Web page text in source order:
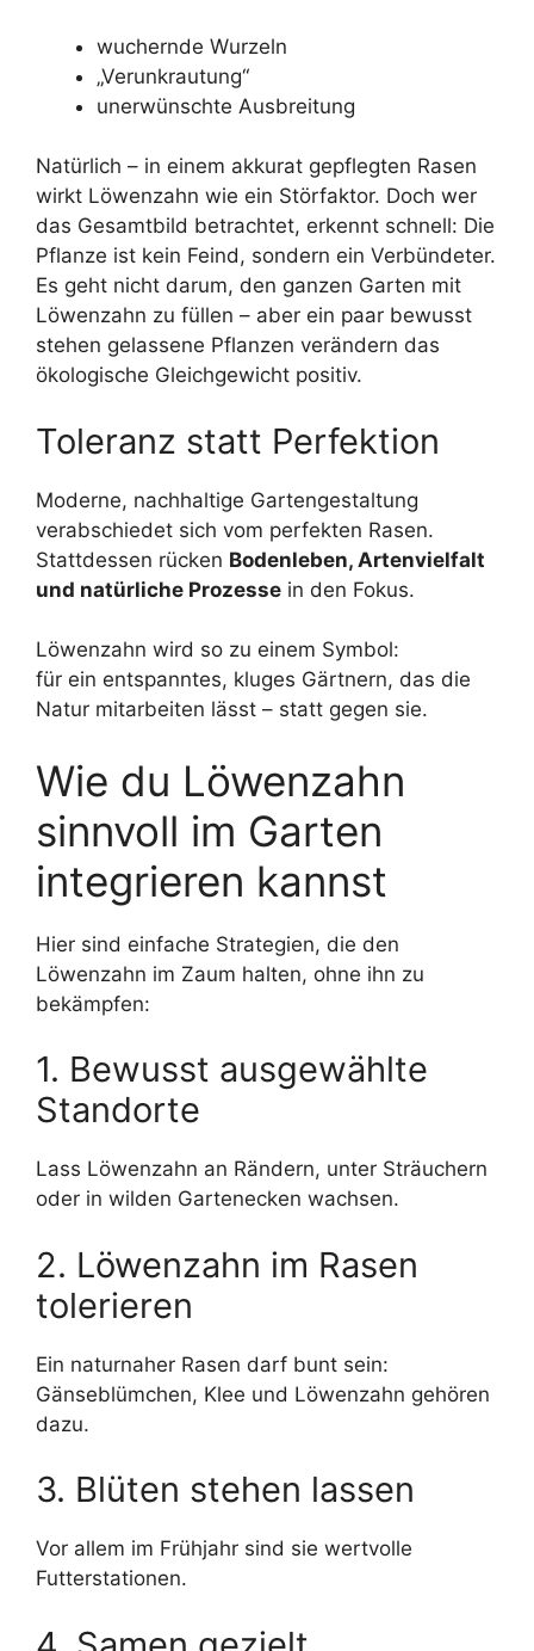
wuchernde Wurzeln
„Verunkrautung“
unerwünschte Ausbreitung
Natürlich – in einem akkurat gepflegten Rasen
wirkt Löwenzahn wie ein Störfaktor. Doch wer
das Gesamtbild betrachtet, erkennt schnell: Die
Pflanze ist kein Feind, sondern ein Verbündeter.
Es geht nicht darum, den ganzen Garten mit
Löwenzahn zu füllen – aber ein paar bewusst
stehen gelassene Pflanzen verändern das
ökologische Gleichgewicht positiv.
Toleranz statt Perfektion
Moderne, nachhaltige Gartengestaltung
verabschiedet sich vom perfekten Rasen.
Stattdessen rücken Bodenleben, Artenvielfalt
und natürliche Prozesse in den Fokus.
Löwenzahn wird so zu einem Symbol:
für ein entspanntes, kluges Gärtnern, das die
Natur mitarbeiten lässt – statt gegen sie.
Wie du Löwenzahn
sinnvoll im Garten
integrieren kannst
Hier sind einfache Strategien, die den
Löwenzahn im Zaum halten, ohne ihn zu
bekämpfen:
1. Bewusst ausgewählte
Standorte
Lass Löwenzahn an Rändern, unter Sträuchern
oder in wilden Gartenecken wachsen.
2. Löwenzahn im Rasen
tolerieren
Ein naturnaher Rasen darf bunt sein:
Gänseblümchen, Klee und Löwenzahn gehören
dazu.
3. Blüten stehen lassen
Vor allem im Frühjahr sind sie wertvolle
Futterstationen.